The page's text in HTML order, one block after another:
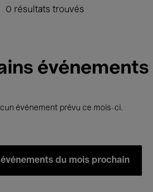
0 résultats trouvés
événements
événement prévu ce mois-ci.
événements du mois prochain